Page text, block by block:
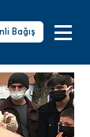
Bağış